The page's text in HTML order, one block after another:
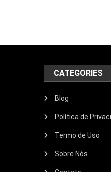
CATEGORIES
Blog
Política de
Termo de Uso
Sobre Nós